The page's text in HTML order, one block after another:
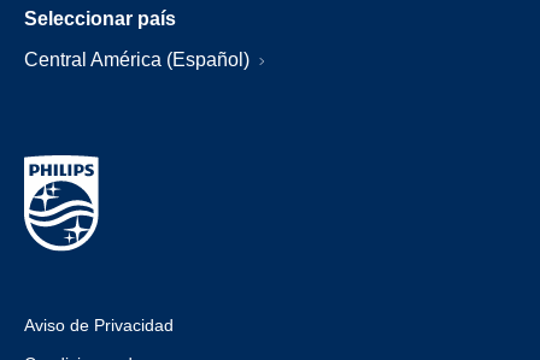
Seleccionar país
Central América (Español)
Aviso de Privacidad